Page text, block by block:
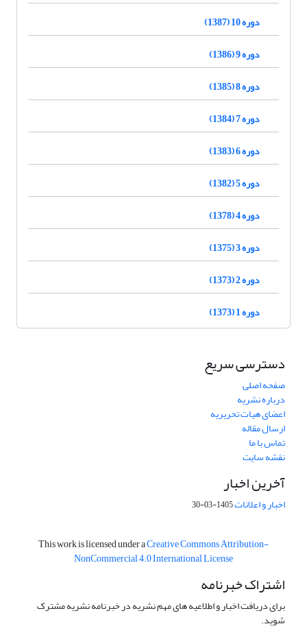
دوره 10 (1387)
دوره 9 (1386)
دوره 8 (1385)
دوره 7 (1384)
دوره 6 (1383)
دوره 5 (1382)
دوره 4 (1378)
دوره 3 (1375)
دوره 2 (1373)
دوره 1 (1373)
دسترسی سریع
صفحه اصلی
درباره نشریه
اعضای هیات تحریریه
ارسال مقاله
تماس با ما
نقشه سایت
آخرین اخبار
اخبار و اعلانات1405-03-30
This work is licensed under aCreative Commons Attribution-
NonCommercial 4.0 International License
اشتراک خبرنامه
برای دریافت اخبار و اطلاعیه های مهم نشریه در خبرنامه نشریه مشترک
شوید.